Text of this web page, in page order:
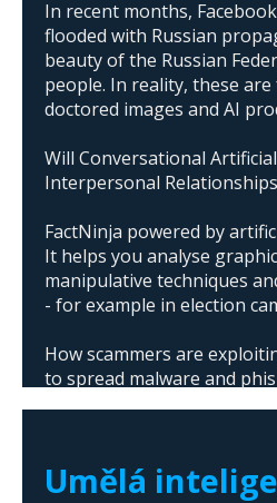
In recent months,
flooded with Russian
beauty of the Russian
people. In reality, these are
doctored images and AI
Will Conversational
Interpersonal
FactNinja powered by
It helps you analyse
manipulative techniques
- for example in election
How scammers are
to spread malware and
Umělá